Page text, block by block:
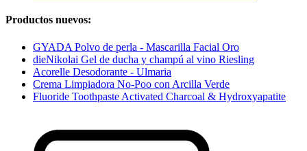
Productos nuevos:
GYADA Polvo de perla - Mascarilla Facial Oro
dieNikolai Gel de ducha y champú al vino Riesling
Acorelle Desodorante - Ulmaria
Crema Limpiadora No-Poo con Arcilla Verde
Fluoride Toothpaste Activated Charcoal & Hydroxyapatite